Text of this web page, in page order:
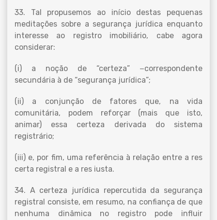
33. Tal propusemos ao início destas pequenas
meditações sobre a segurança jurídica enquanto
interesse ao registro imobiliário, cabe agora
considerar:
(i) a noção de “certeza” −correspondente
secundária à de “segurança jurídica”;
(ii) a conjunção de fatores que, na vida
comunitária, podem reforçar (mais que isto,
animar) essa certeza derivada do sistema
registrário;
(iii) e, por fim, uma referência à relação entre a res
certa registral e a res iusta.
34. A certeza jurídica repercutida da segurança
registral consiste, em resumo, na confiança de que
nenhuma dinâmica no registro pode influir